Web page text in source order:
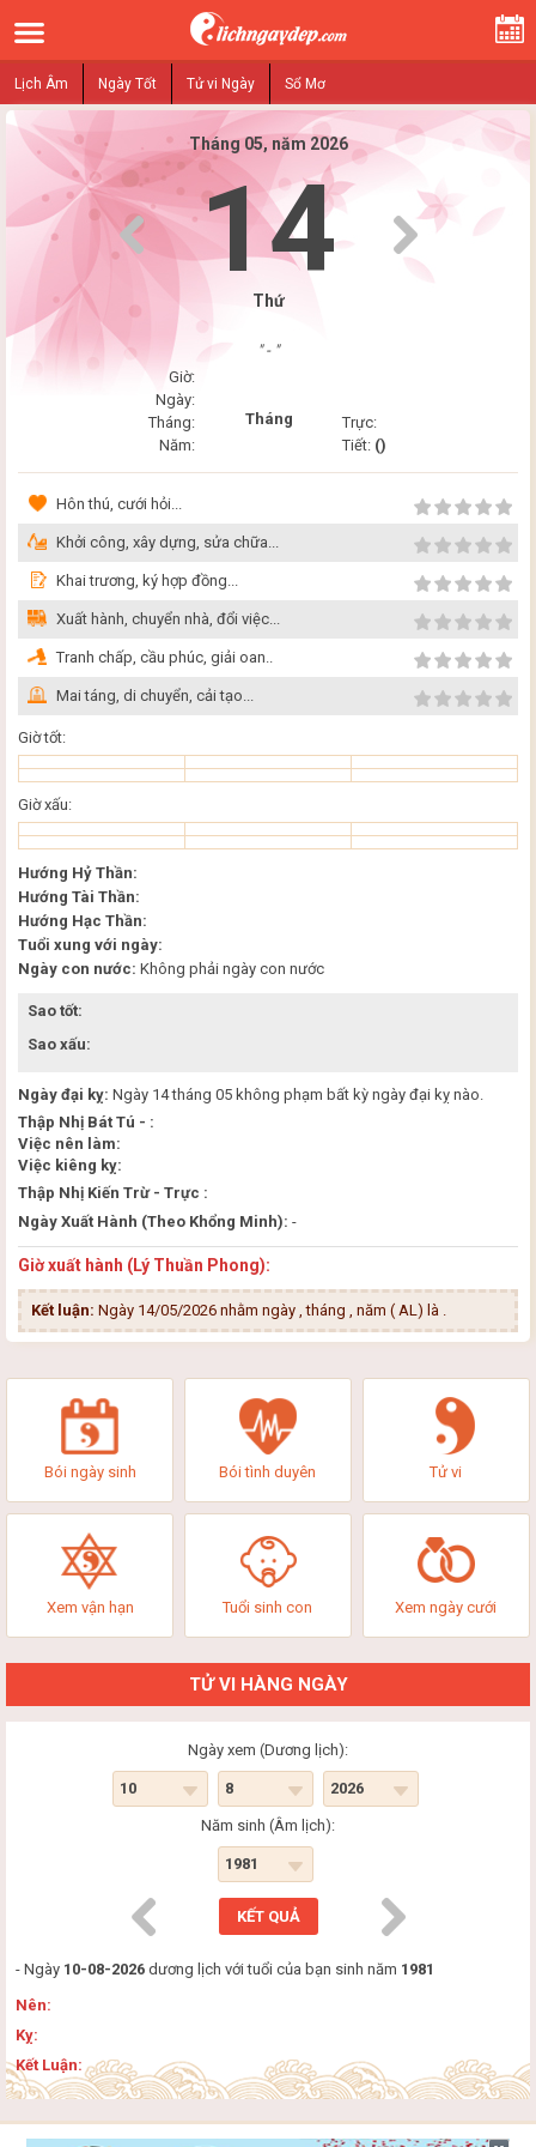
Lịch Âm Ngày Tốt Tử vi Ngày Sổ Mơ
Tháng 05, năm 2026
14
Thứ
" - "
Giờ:
Ngày:
Tháng:
Năm:
Tháng
Trực:
Tiết: ()
Hôn thú, cưới hỏi...
Khởi công, xây dựng, sửa chữa...
Khai trương, ký hợp đồng...
Xuất hành, chuyển nhà, đổi việc...
Tranh chấp, cầu phúc, giải oan..
Mai táng, di chuyển, cải tạo...
Giờ tốt:
Giờ xấu:
Hướng Hỷ Thần:
Hướng Tài Thần:
Hướng Hạc Thần:
Tuổi xung với ngày:
Ngày con nước: Không phải ngày con nước
Sao tốt:
Sao xấu:
Ngày đại kỵ: Ngày 14 tháng 05 không phạm bất kỳ ngày đại kỵ nào.
Thập Nhị Bát Tú - :
Việc nên làm:
Việc kiêng kỵ:
Thập Nhị Kiến Trừ - Trực :
Ngày Xuất Hành (Theo Khổng Minh): -
Giờ xuất hành (Lý Thuần Phong):
Kết luận: Ngày 14/05/2026 nhằm ngày , tháng , năm ( AL) là .
Bói ngày sinh Bói tình duyên Tử vi
Xem vận hạn Tuổi sinh con Xem ngày cưới
TỬ VI HÀNG NGÀY
Ngày xem (Dương lịch):
Năm sinh (Âm lịch):
- Ngày 10-08-2026 dương lịch với tuổi của bạn sinh năm 1981
Nên:
Kỵ:
Kết Luận: